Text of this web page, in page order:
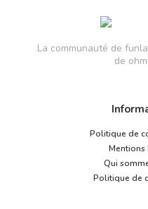
La communauté de
de
Politique de
Mentions
Qui
Politique de